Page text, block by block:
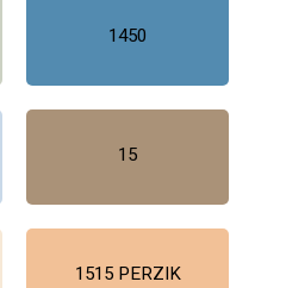
1450
15
1515 PERZIK